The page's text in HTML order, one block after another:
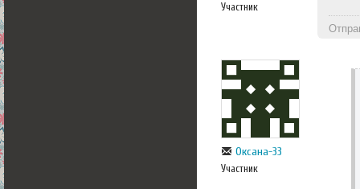
Участник
Оксана-33
Участник